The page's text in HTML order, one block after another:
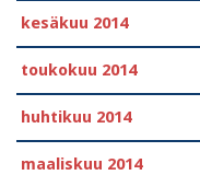
kesäkuu 2014
toukokuu 2014
huhtikuu 2014
maaliskuu 2014